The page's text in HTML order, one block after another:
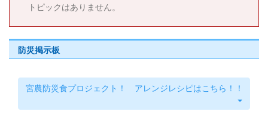
トピックはありません。
防災掲示板
宮農防災食プロジェクト！ アレンジレシピはこちら！！